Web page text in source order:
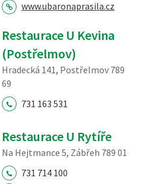
www.ubaronaprasila.cz
Restaurace U Kevina
(Postřelmov)
Hradecká 141, Postřelmov 789
69
731 163 531
Restaurace U Rytíře
Na Hejtmance 5, Zábřeh 789 01
731 714 100